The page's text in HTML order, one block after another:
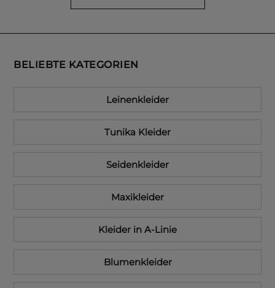
BELIEBTE KATEGORIEN
Leinenkleider
Tunika Kleider
Seidenkleider
Maxikleider
Kleider in A-Linie
Blumenkleider